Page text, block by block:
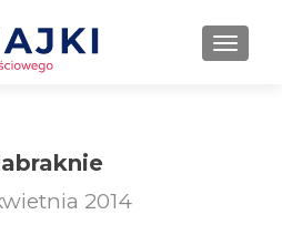
2014